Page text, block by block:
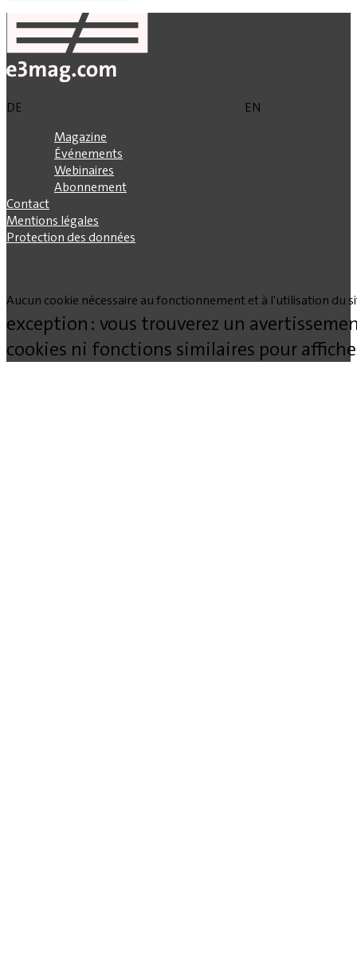
DE
EN
Magazine
Événements
Webinaires
Abonnement
Contact
Mentions légales
Protection des données
Aucun cookie nécessaire au fonctionnement et à l'utilisation du
exception : vous trouverez un
cookies ni fonctions similaires pour